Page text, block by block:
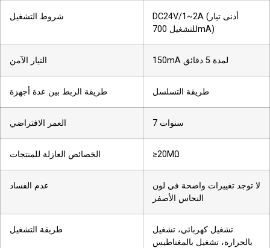
شروط التشغيل
DC24V/1~2A (أدنى تيار
للتشغيل 700mA)
التيار الآمن 150mA لمدة 5 دقائق
طريقة الربط بين عدة أجهزة طريقة التسلسل
العمر الافتراضي 7 سنوات
الخصائص العازلة للمنتجات ≥20MΩ
عدم الفساد
لا توجد تغييرات واضحة في لون
النحاس الأصفر
طريقة التشغيل
تشغيل كهربائي، تشغيل
بالحرارة، تشغيل بالمغناطيس